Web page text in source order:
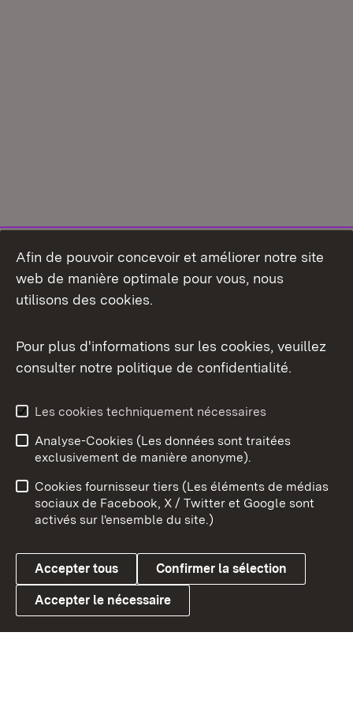
Aperçu des thèmes
Link zum Landesportal
Conseils d'utilisation
Confidentialité
Cookies
Afin de pouvoir concevoir et améliorer notre site
web de manière optimale pour vous, nous
utilisons des cookies.
Pour plus d'informations sur les cookies, veuillez
consulter notre politique de confidentialité.
Les cookies techniquement nécessaires
Analyse-Cookies (Les données sont traitées
exclusivement de manière anonyme).
Cookies fournisseur tiers (Les éléments de médias
sociaux de Facebook, X / Twitter et Google sont
activés sur l'ensemble du site.)
Accepter tous Confirmer la sélection
Accepter le nécessaire